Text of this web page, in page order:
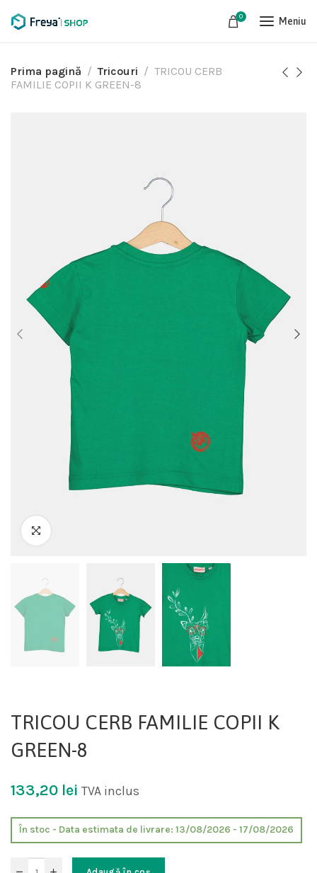
0 Meniu
Prima pagină Tricouri
TRICOU CERB
FAMILIE COPII K GREEN-8
TRICOU CERB FAMILIE COPII K
GREEN-8
133,20 lei TVA inclus
În stoc - Data estimata de livrare: 13/08/2026 - 17/08/2026